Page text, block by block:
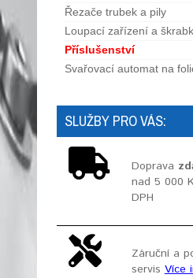
Řezače trubek a pily
Loupací zařízení a
Příslušenství
Svařovací automat na
SLUŽBY PRO VÁS:
Doprava
nad 5 000
DPH
Záruční a
servisVíce